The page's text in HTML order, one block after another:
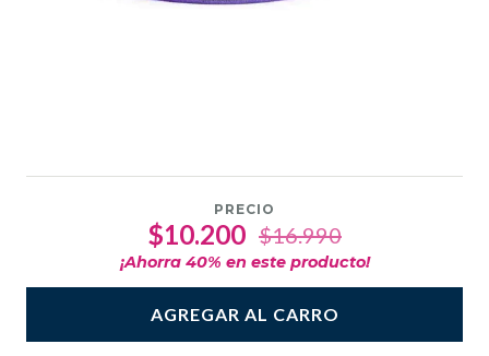
PRECIO
$10.200 $16.990
¡Ahorra 40% en este producto!
AGREGAR AL CARRO